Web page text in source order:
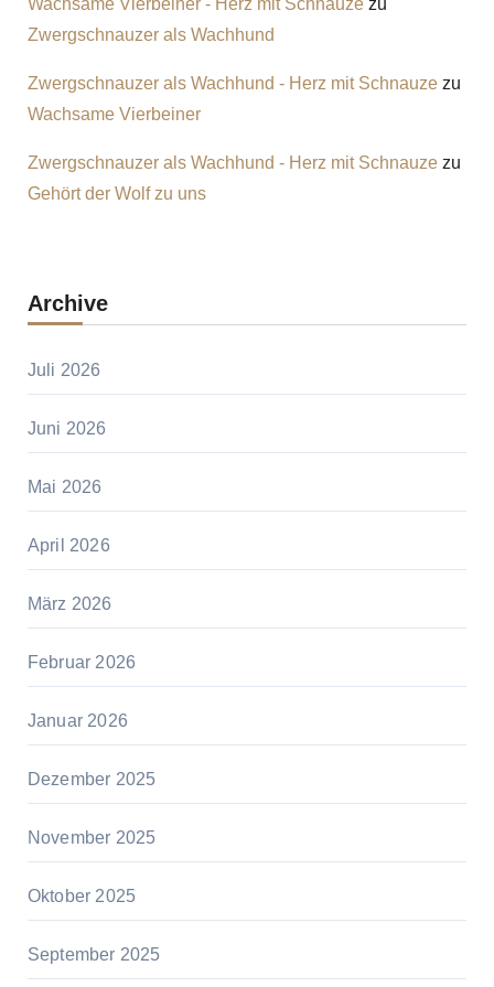
Wachsame Vierbeiner - Herz mit Schnauzezu
Zwergschnauzer als Wachhund
Zwergschnauzer als Wachhund - Herz mit Schnauzezu
Wachsame Vierbeiner
Zwergschnauzer als Wachhund - Herz mit Schnauzezu
Gehört der Wolf zu uns
Archive
Juli 2026
Juni 2026
Mai 2026
April 2026
März 2026
Februar 2026
Januar 2026
Dezember 2025
November 2025
Oktober 2025
September 2025